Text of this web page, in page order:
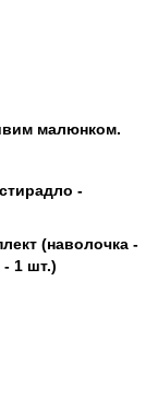
малюнком.
-
(наволочка -
- 1 шт.)